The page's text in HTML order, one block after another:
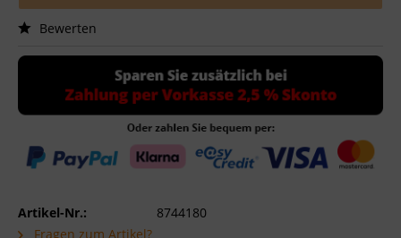
Bewerten
Artikel-Nr.:
8744180
Fragen zum Artikel?